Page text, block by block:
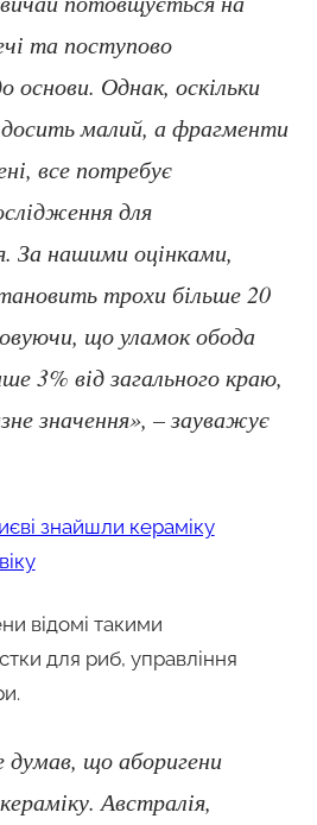
та поступово
основи. Однак, оскільки
досить малий, а фрагменти
все потребує
для
За нашими оцінками,
трохи більше 20
що уламок обода
3% від загального краю,
значення», – зауважує
знайшли кераміку
відомі такими
для риб, управління
думав, що аборигени
Австралія,